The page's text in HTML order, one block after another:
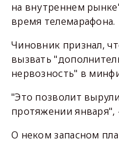
на внутреннем
время телемарафона.
Чиновник признал,
вызвать
нервозность" в
"Это позволит
протяжении января",
О неком запасном